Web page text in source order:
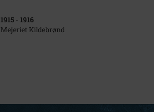
1915 - 1916
Mejeriet Kildebrønd